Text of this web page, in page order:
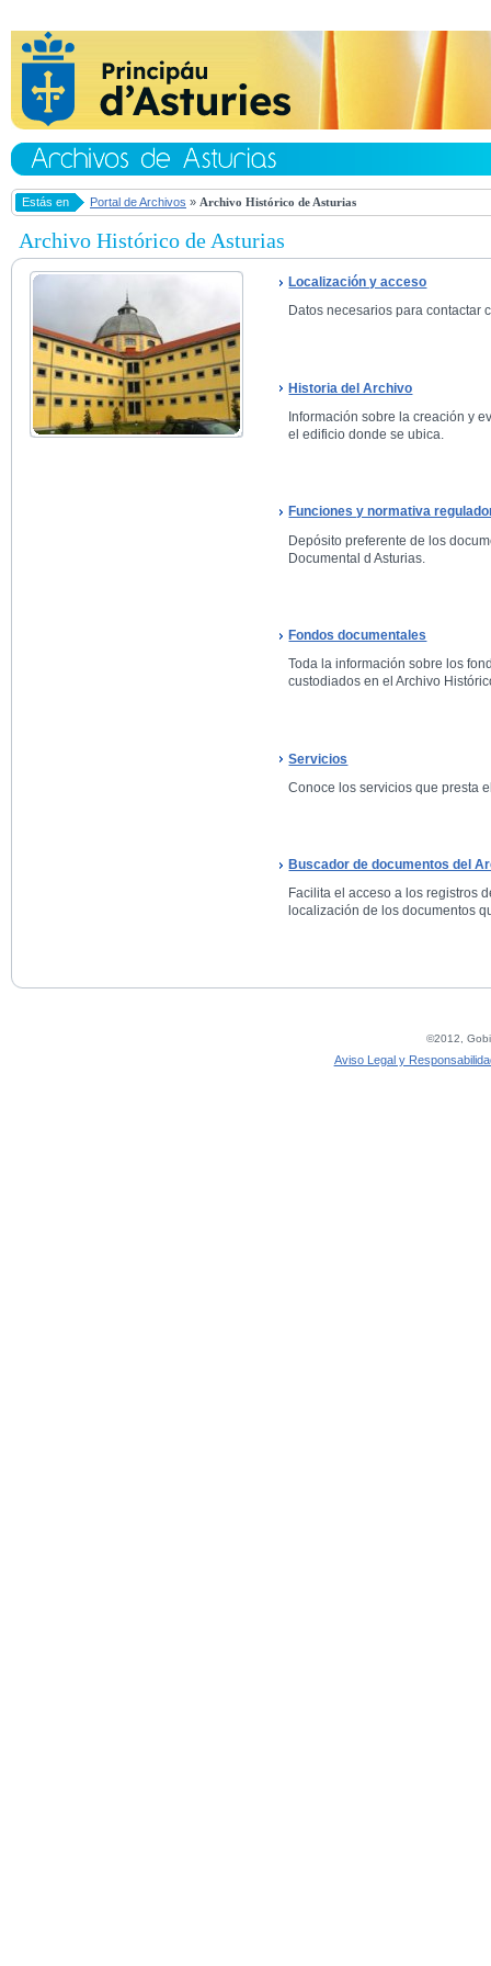
Estás en Portal de Archivos » Archivo Histórico de Asturias
Archivo Histórico de Asturias
Localización y acceso
Datos necesarios para contactar
Historia del Archivo
Información sobre la creación y
el edificio donde se ubica.
Funciones y normativa
Depósito preferente de los
Documental d Asturias.
Fondos documentales
Toda la información sobre los
custodiados en el Archivo
Servicios
Conoce los servicios que presta
Buscador de documentos del
Facilita el acceso a los registros
localización de los documentos
©2012,
Aviso Legal y